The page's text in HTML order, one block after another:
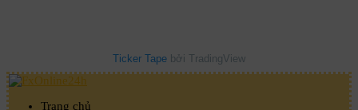
Ticker Tape bởi TradingView
Trang chủ